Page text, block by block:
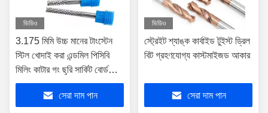
ভিডিও
3.175 মিমি উচ্চ মানের টাংস্টেন
স্টিল খোদাই করা এন্ডমিল পিসিবি
মিলিং কাটার গং ছুরি সার্কিট বোর্ড
মোটা ভুট্টা মিলিং কাটার
সেরা দাম পান
ভিডিও
স্ট্রেইট শ্যাঙ্ক কার্বাইড টুইস্ট ড্রিল
বিট গ্রহণযোগ্য কাস্টমাইজড আকার
সেরা দাম পান